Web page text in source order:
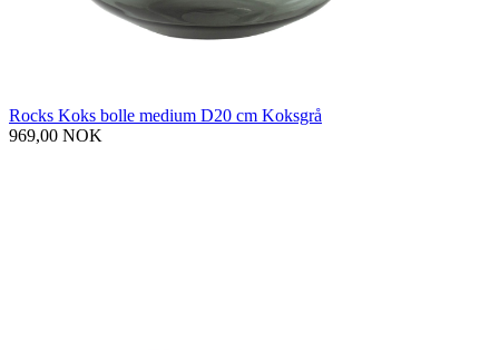
Rocks Koks bolle medium D20 cm Koksgrå
969,00 NOK